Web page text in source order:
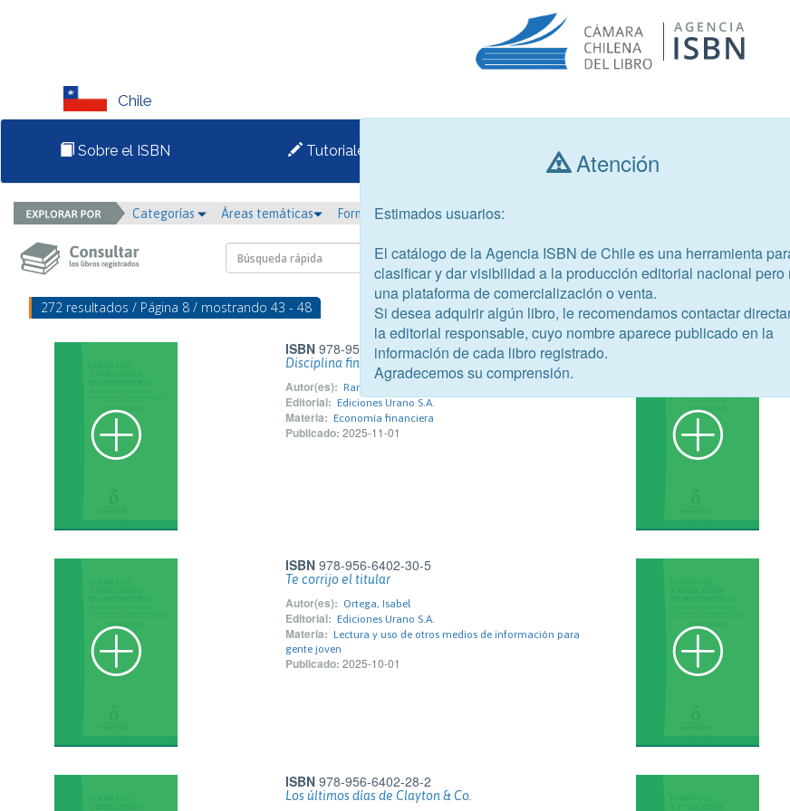
Chile
Sobre el ISBN Tutoriales Consultar libros
Categorías Áreas temáticas Formato Año de publicación
272 resultados / Página 8 / mostrando 43 - 48
ISBN 978-956-6402-32-9
Disciplina financiera
Autor(es): Ramírez Sneberger, Guillermo
Editorial: Ediciones Urano S.A.
Materia: Economía financiera
Publicado: 2025-11-01
ISBN 978-956-6402-30-5
Te corrijo el titular
Autor(es): Ortega, Isabel
Editorial: Ediciones Urano S.A.
Materia: Lectura y uso de otros medios de información para
gente joven
Publicado: 2025-10-01
ISBN 978-956-6402-28-2
Los últimos días de Clayton & Co.
Atención
Estimados usuarios:
El catálogo de la Agencia ISBN de Chile es una herramienta
clasificar y dar visibilidad a la producción editorial nacional pero
una plataforma de comercialización o venta.
Si desea adquirir algún libro, le recomendamos contactar
la editorial responsable, cuyo nombre aparece publicado en la
información de cada libro registrado.
Agradecemos su comprensión.